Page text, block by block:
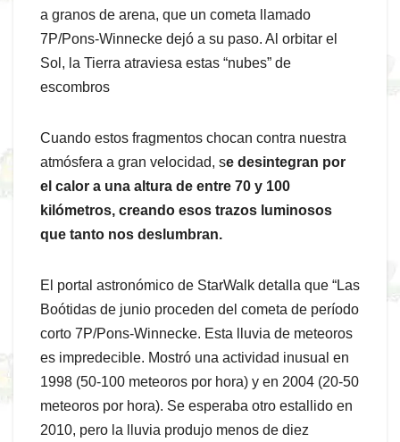
a granos de arena, que un cometa llamado
7P/Pons-Winnecke dejó a su paso. Al orbitar el
Sol, la Tierra atraviesa estas “nubes” de
escombros
Cuando estos fragmentos chocan contra nuestra
atmósfera a gran velocidad, se desintegran por
el calor a una altura de entre 70 y 100
kilómetros, creando esos trazos luminosos
que tanto nos deslumbran.
El portal astronómico de StarWalk detalla que “Las
Boótidas de junio proceden del cometa de período
corto 7P/Pons-Winnecke. Esta lluvia de meteoros
es impredecible. Mostró una actividad inusual en
1998 (50-100 meteoros por hora) y en 2004 (20-50
meteoros por hora). Se esperaba otro estallido en
2010, pero la lluvia produjo menos de diez